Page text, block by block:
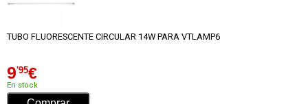
TUBO FLUORESCENTE CIRCULAR 14W PARA VTLAMP6
9'95€
En stock